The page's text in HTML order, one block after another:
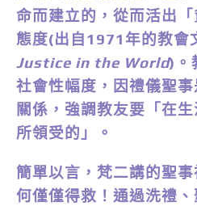
命而建立的，從而活出
態度(出自1971年的教會
Justice in the World)。
社會性幅度，因禮儀聖
關係，強調教友要「在
所領受的」。
簡單以言，梵二講的聖
何僅僅得救！通過洗禮